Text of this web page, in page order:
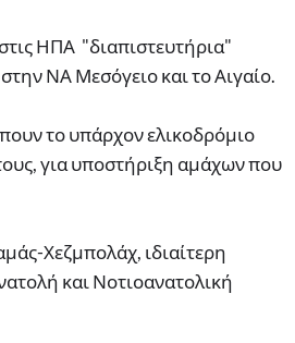
ΗΠΑ "διαπιστευτήρια"
ΝΑ Μεσόγειο και το Αιγαίο.
το υπάρχον ελικοδρόμιο
για υποστήριξη αμάχων που
Χεζμπολάχ, ιδιαίτερη
και Νοτιοανατολική